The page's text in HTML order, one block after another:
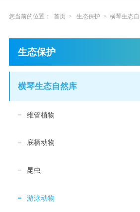
您当前的位置： 首页 > 生态保护 > 横琴生态
生态保护
横琴生态自然库
维管植物
底栖动物
昆虫
游泳动物